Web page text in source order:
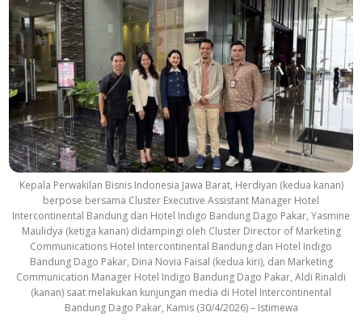
Kepala Perwakilan Bisnis Indonesia Jawa Barat, Herdiyan (kedua kanan)
berpose bersama Cluster Executive Assistant Manager Hotel
Intercontinental Bandung dan Hotel Indigo Bandung Dago Pakar, Yasmine
Maulidya (ketiga kanan) didampingi oleh Cluster Director of Marketing
Communications Hotel Intercontinental Bandung dan Hotel Indigo
Bandung Dago Pakar, Dina Novia Faisal (kedua kiri), dan Marketing
Communication Manager Hotel Indigo Bandung Dago Pakar, Aldi Rinaldi
(kanan) saat melakukan kunjungan media di Hotel Intercontinental
Bandung Dago Pakar, Kamis (30/4/2026) – Istimewa